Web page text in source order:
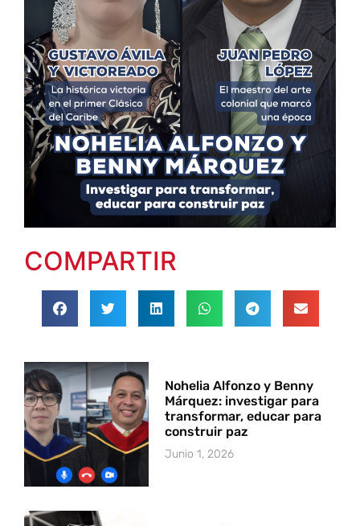
COMPARTIR
Nohelia Alfonzo y Benny
Márquez: investigar para
transformar, educar para
construir paz
Junio 1, 2026